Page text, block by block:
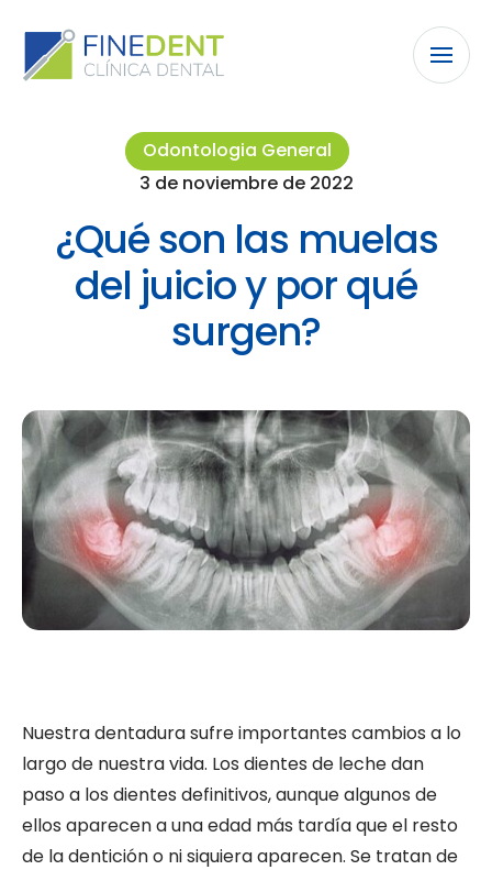
Odontologia General
3 de noviembre de 2022
¿Qué son las muelas
del juicio y por qué
surgen?
Nuestra dentadura sufre importantes cambios a lo
largo de nuestra vida. Los dientes de leche dan
paso a los dientes definitivos, aunque algunos de
ellos aparecen a una edad más tardía que el resto
de la dentición o ni siquiera aparecen. Se tratan de